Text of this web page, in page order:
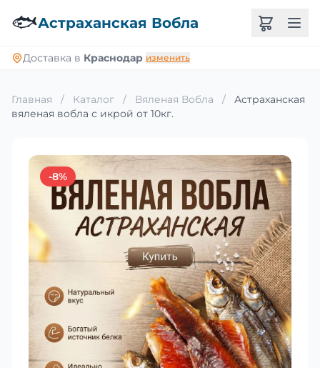
🐟Астраханская Вобла
Доставка в Краснодар изменить
Главная / Каталог / Вяленая Вобла /
Астраханская
вяленая вобла с икрой от 10кг.
-8%